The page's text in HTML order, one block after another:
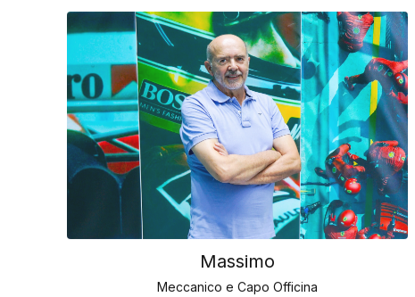
Massimo
Meccanico e Capo Officina